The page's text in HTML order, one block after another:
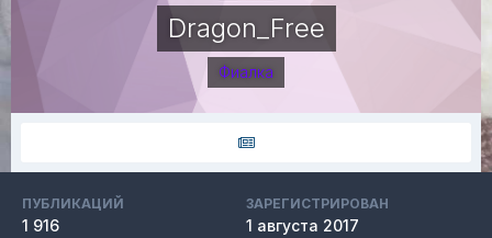
Dragon_Free
Фиалка
ПУБЛИКАЦИЙ
1 916
ЗАРЕГИСТРИРОВАН
1 августа 2017